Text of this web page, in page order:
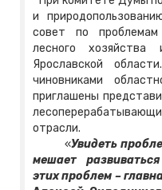
и
совет по
лесного хозяйства
Ярославской
чиновниками
приглашены
отрасли.
«Увидеть
мешает
этих проблем –